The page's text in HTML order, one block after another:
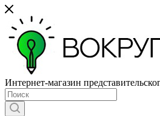
Интернет-магазин